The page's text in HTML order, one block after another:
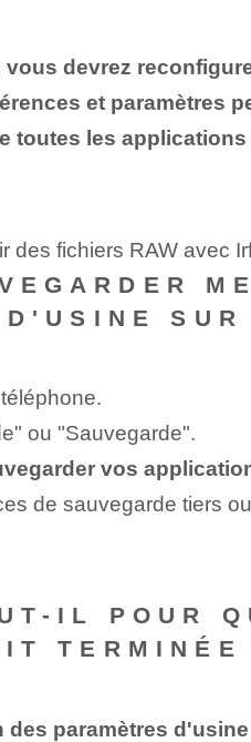
devrez
et paramètres
toutes les
des fichiers RAW avec
ou "Sauvegarde".
vos
de sauvegarde tiers
IL POUR
TERMINÉE
paramètres